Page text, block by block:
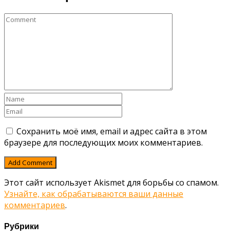
Сохранить моё имя, email и адрес сайта в этом
браузере для последующих моих комментариев.
Этот сайт использует Akismet для борьбы со спамом.
Узнайте, как обрабатываются ваши данные
комментариев.
Рубрики